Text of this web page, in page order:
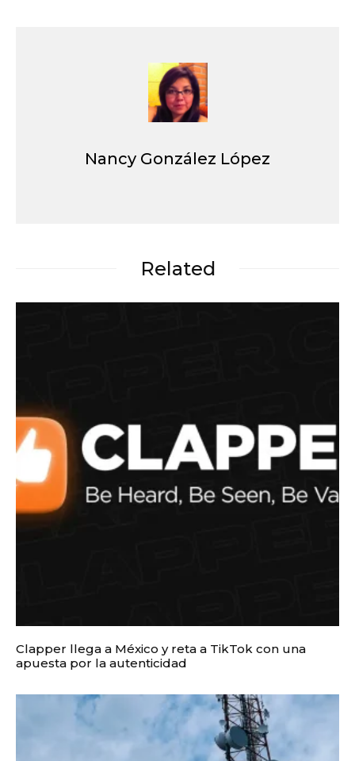
Nancy González López
Related
Clapper llega a México y reta a TikTok con una
apuesta por la autenticidad